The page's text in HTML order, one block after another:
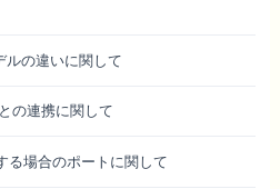
ルの違いに関して
の連携に関して
る場合のポートに関して